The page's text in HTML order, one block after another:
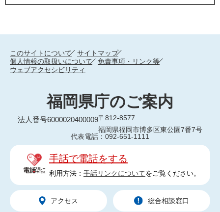
このサイトについて
サイトマップ
個人情報の取扱いについて
免責事項・リンク等
ウェブアクセシビリティ
福岡県庁のご案内
法人番号6000020400009〒812-8577
福岡県福岡市博多区東公園7番7号
代表電話：092-651-1111
手話で電話をする
利用方法： 手話リンクについてをご覧ください。
アクセス 総合相談窓口